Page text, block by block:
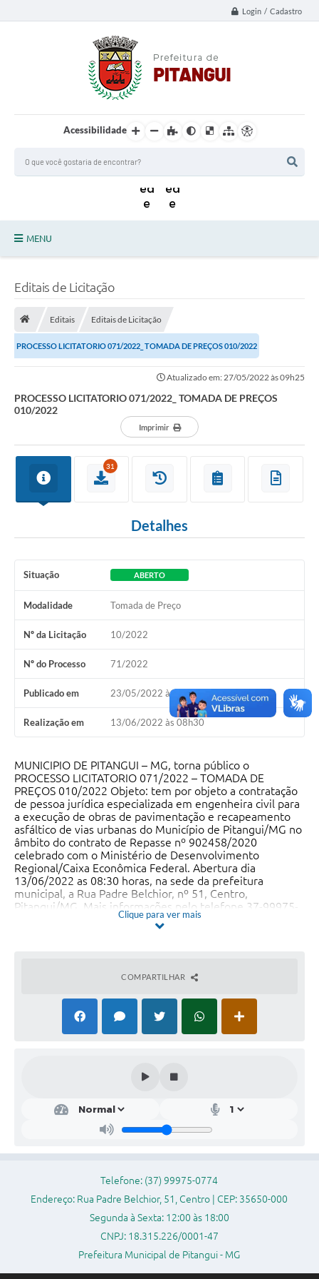
Login / Cadastro
Acessibilidade
MENU
Contratos
Lei Paulo Gustavo
Transparência
A Nossa Cidade
Galeria de Fotos
Contratos
Audiências Públicas
Arquivos para Download
Notícias
Turismo
Obras
Galeria de Vídeos
Secretarias
Transparência
Jornal
Editais de Licitação
Editais Editais de Licitação
PROCESSO LICITATORIO 071/2022_ TOMADA DE PREÇOS 010/2022
Atualizado em: 27/05/2022 às 09h25
PROCESSO LICITATORIO 071/2022_ TOMADA DE PREÇOS
010/2022
Imprimir
31
Detalhes
Situação ABERTO
Modalidade Tomada de Preço
Nº da Licitação 10/2022
Nº do Processo 71/2022
Publicado em 23/05/2022 às 09h29
Realização em 13/06/2022 às 08h30
MUNICIPIO DE PITANGUI – MG, torna público o
PROCESSO LICITATORIO 071/2022 – TOMADA DE
PREÇOS 010/2022 Objeto: tem por objeto a contratação
de pessoa jurídica especializada em engenheira civil para
a execução de obras de pavimentação e recapeamento
asfáltico de vias urbanas do Município de Pitangui/MG no
âmbito do contrato de Repasse nº 902458/2020
celebrado com o Ministério de Desenvolvimento
Regional/Caixa Econômica Federal. Abertura dia
13/06/2022 as 08:30 horas, na sede da prefeitura
municipal, a Rua Padre Belchior, nº 51, Centro,
Pitangui/MG. Mais informações pelo telefone 37-99975-
0291. O edital encontra-se no site
Clique para ver mais
COMPARTILHAR
Telefone: (37) 99975-0774
Endereço: Rua Padre Belchior, 51, Centro | CEP: 35650-000
Segunda à Sexta: 12:00 às 18:00
CNPJ: 18.315.226/0001-47
Prefeitura Municipal de Pitangui - MG